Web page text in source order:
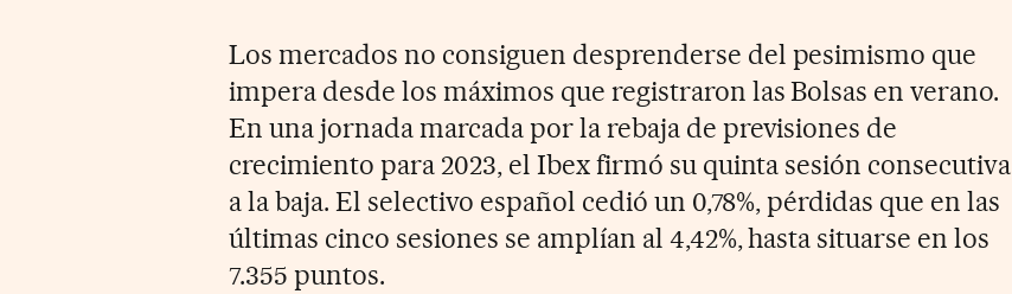
Los mercados no consiguen desprenderse del pesimismo que
impera desde los máximos que registraron las Bolsas en verano.
En una jornada marcada por la rebaja de previsiones de
crecimiento para 2023, el Ibex firmó su quinta sesión consecutiva
a la baja. El selectivo español cedió un 0,78%, pérdidas que en las
últimas cinco sesiones se amplían al 4,42%, hasta situarse en los
7.355 puntos.